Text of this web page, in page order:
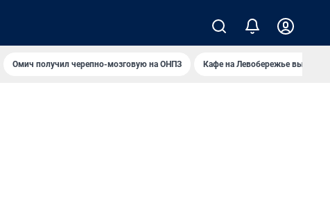
Омич получил черепно-мозговую на ОНПЗ Кафе на Левобережье